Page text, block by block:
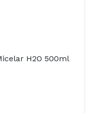
H2O 500ml